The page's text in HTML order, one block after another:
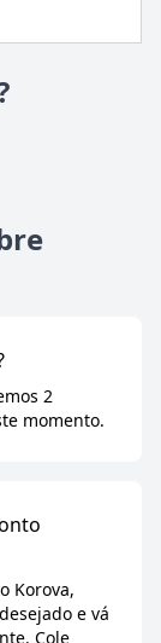
2
momento.
Korova,
e vá
Cole